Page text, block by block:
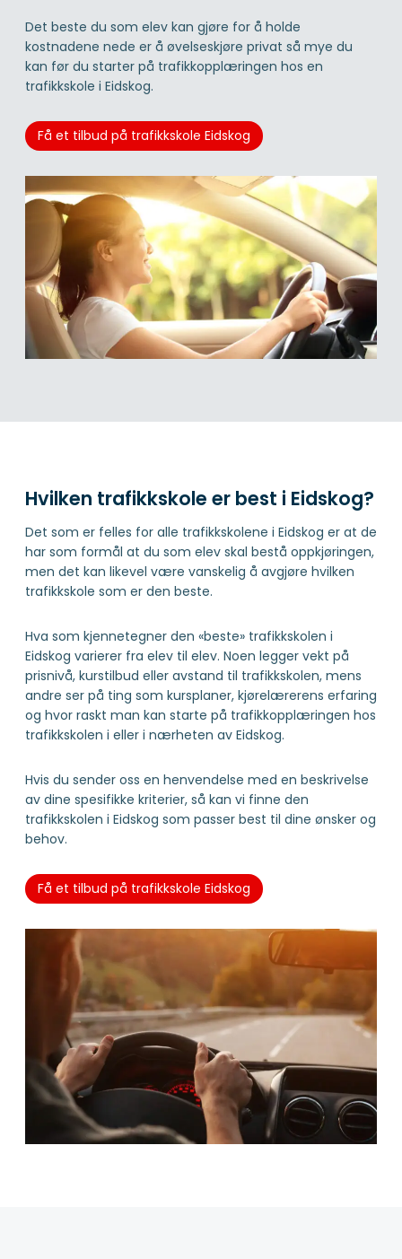
Det beste du som elev kan gjøre for å holde
kostnadene nede er å øvelseskjøre privat så mye du
kan før du starter på trafikkopplæringen hos en
trafikkskole i Eidskog.
Få et tilbud på trafikkskole Eidskog
Hvilken trafikkskole er best i Eidskog?
Det som er felles for alle trafikkskolene i Eidskog er at de
har som formål at du som elev skal bestå oppkjøringen,
men det kan likevel være vanskelig å avgjøre hvilken
trafikkskole som er den beste.
Hva som kjennetegner den «beste» trafikkskolen i
Eidskog varierer fra elev til elev. Noen legger vekt på
prisnivå, kurstilbud eller avstand til trafikkskolen, mens
andre ser på ting som kursplaner, kjørelærerens erfaring
og hvor raskt man kan starte på trafikkopplæringen hos
trafikkskolen i eller i nærheten av Eidskog.
Hvis du sender oss en henvendelse med en beskrivelse
av dine spesifikke kriterier, så kan vi finne den
trafikkskolen i Eidskog som passer best til dine ønsker og
behov.
Få et tilbud på trafikkskole Eidskog